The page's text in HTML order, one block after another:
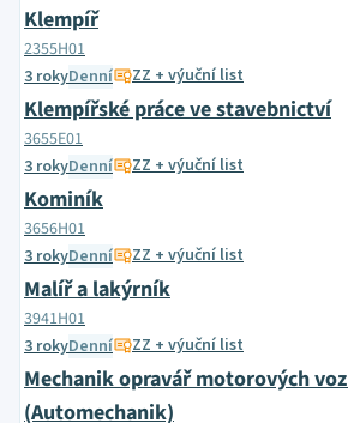
Klempíř
2355H01
3 rokyDenní ZZ + výuční list
Klempířské práce ve stavebnictví
3655E01
3 rokyDenní ZZ + výuční list
Kominík
3656H01
3 rokyDenní ZZ + výuční list
Malíř a lakýrník
3941H01
3 rokyDenní ZZ + výuční list
Mechanik opravář motorových
(Automechanik)